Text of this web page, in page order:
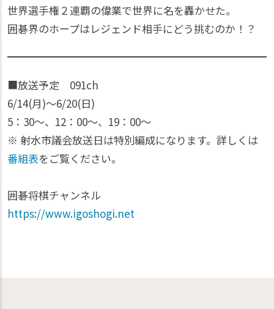
世界選手権２連覇の偉業で世界に名を轟かせた。
囲碁界のホープはレジェンド相手にどう挑むのか！？
■放送予定 091ch
6/14(月)〜6/20(日)
5：30〜、12：00〜、19：00〜
※ 射水市議会放送日は特別編成になります。詳しくは
番組表をご覧ください。
囲碁将棋チャンネル
https://www.igoshogi.net